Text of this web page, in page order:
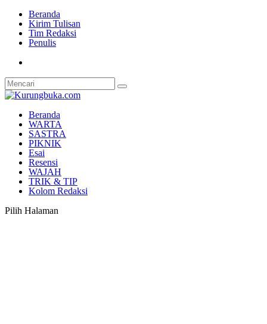
Beranda
Kirim Tulisan
Tim Redaksi
Penulis
Beranda
WARTA
SASTRA
PIKNIK
Esai
Resensi
WAJAH
TRIK & TIP
Kolom Redaksi
Pilih Halaman